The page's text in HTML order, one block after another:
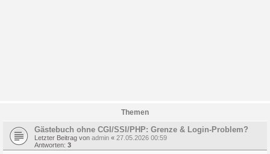
Themen
Gästebuch ohne CGI/SSI/PHP: Grenze & Login-Problem?
Letzter Beitrag von admin « 27.05.2026 00:59
Antworten: 3